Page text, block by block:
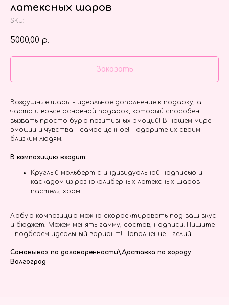
латексных шаров
SKU:
5000,00 р.
Заказать
Воздушные шары - идеальное дополнение к подарку, а
часто и вовсе основной подарок, который способен
вызвать просто бурю позитивных эмоций! В нашем мире -
эмоции и чувства - самое ценное! Подарите их своим
близким людям!
В композицию входит:
Круглый мольберт с индивидуальной надписью и
каскадом из разнокалиберных латексных шаров
пастель, хром
Любую композицию можно скорректировать под ваш вкус
и бюджет! Можем менять гамму, состав, надписи. Пишите
- подберем идеальный вариант! Наполнение - гелий.
Самовывоз по договоренности\Доставка по городу
Волгоград